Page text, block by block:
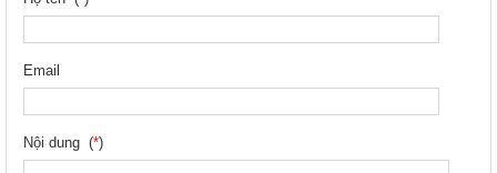
Email
Nội dung (*)